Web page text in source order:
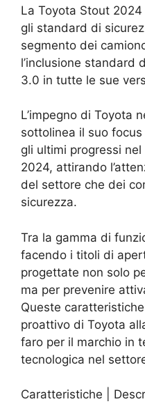
La Toyota Stout
gli standard di
segmento dei
l’inclusione standard
3.0 in tutte le sue
L’impegno di Toyota
sottolinea il suo
gli ultimi progressi
2024, attirando
del settore che dei
sicurezza.
Tra la gamma di
facendo i titoli di
progettate non solo
ma per prevenire
Queste
proattivo di Toyota
faro per il marchio in
tecnologica nel
Caratteristiche |